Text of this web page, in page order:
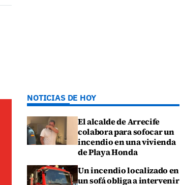
NOTICIAS DE HOY
El alcalde de Arrecife
colabora para sofocar un
incendio en una vivienda
de Playa Honda
Un incendio localizado en
un sofá obliga a intervenir